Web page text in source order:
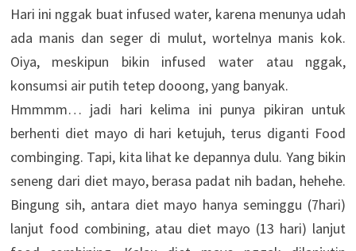
Hari ini nggak buat infused water, karena menunya udah
ada manis dan seger di mulut, wortelnya manis kok.
Oiya, meskipun bikin infused water atau nggak,
konsumsi air putih tetep dooong, yang banyak.
Hmmmm… jadi hari kelima ini punya pikiran untuk
berhenti diet mayo di hari ketujuh, terus diganti Food
combinging. Tapi, kita lihat ke depannya dulu. Yang bikin
seneng dari diet mayo, berasa padat nih badan, hehehe.
Bingung sih, antara diet mayo hanya seminggu (7hari)
lanjut food combining, atau diet mayo (13 hari) lanjut